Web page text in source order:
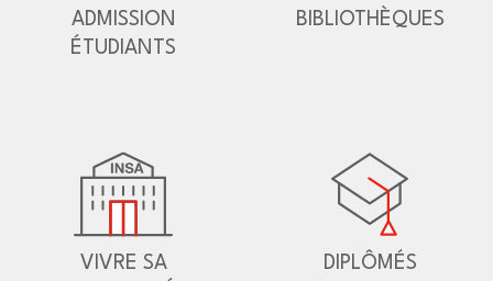
ADMISSION
ÉTUDIANTS
BIBLIOTHÈQUES
VIVRE SA
DIPLÔMÉS